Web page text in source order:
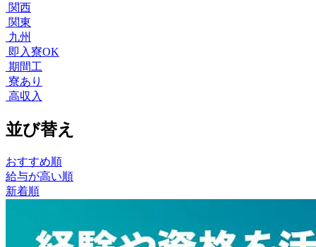
関西
関東
九州
即入寮OK
期間工
寮あり
高収入
並び替え
おすすめ順
給与が高い順
新着順